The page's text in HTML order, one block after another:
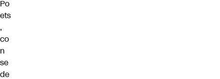
Po
ets
,
co
n
se
de